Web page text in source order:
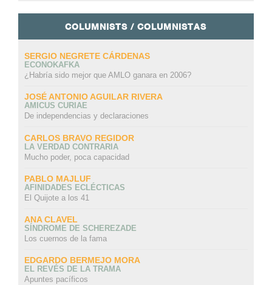
COLUMNISTS / COLUMNISTAS
SERGIO NEGRETE CÁRDENAS
ECONOKAFKA
¿Habría sido mejor que AMLO ganara en 2006?
JOSÉ ANTONIO AGUILAR RIVERA
AMICUS CURIAE
De independencias y declaraciones
CARLOS BRAVO REGIDOR
LA VERDAD CONTRARIA
Mucho poder, poca capacidad
PABLO MAJLUF
AFINIDADES ECLÉCTICAS
El Quijote a los 41
ANA CLAVEL
SÍNDROME DE SCHEREZADE
Los cuernos de la fama
EDGARDO BERMEJO MORA
EL REVÉS DE LA TRAMA
Apuntes pacíficos